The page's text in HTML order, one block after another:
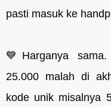
pasti masuk ke
💙Harganya
25.000 malah di
kode unik misalnya